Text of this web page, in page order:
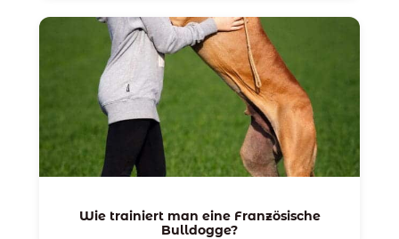
Wie trainiert man eine Französische
Bulldogge?